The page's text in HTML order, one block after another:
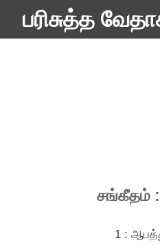
பரிசுத்த
சங்கீதம் :
1 :